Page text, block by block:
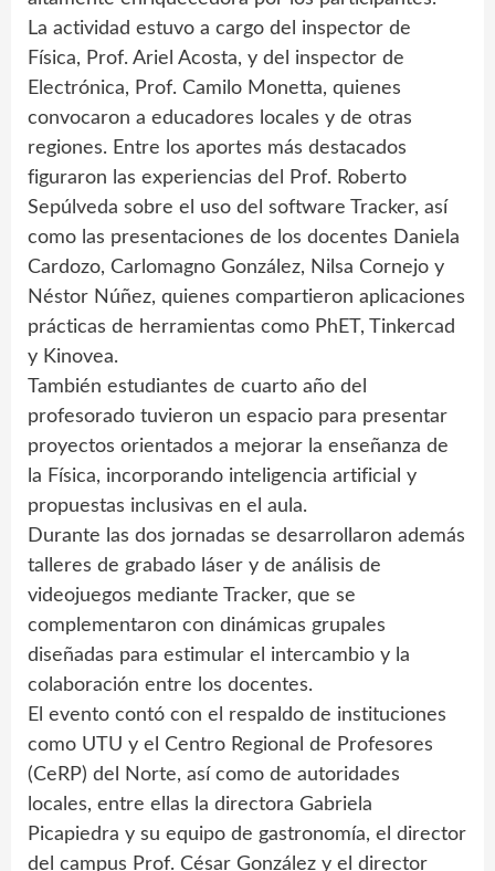
La actividad estuvo a cargo del inspector de
Física, Prof. Ariel Acosta, y del inspector de
Electrónica, Prof. Camilo Monetta, quienes
convocaron a educadores locales y de otras
regiones. Entre los aportes más destacados
figuraron las experiencias del Prof. Roberto
Sepúlveda sobre el uso del software Tracker, así
como las presentaciones de los docentes Daniela
Cardozo, Carlomagno González, Nilsa Cornejo y
Néstor Núñez, quienes compartieron aplicaciones
prácticas de herramientas como PhET, Tinkercad
y Kinovea.
También estudiantes de cuarto año del
profesorado tuvieron un espacio para presentar
proyectos orientados a mejorar la enseñanza de
la Física, incorporando inteligencia artificial y
propuestas inclusivas en el aula.
Durante las dos jornadas se desarrollaron además
talleres de grabado láser y de análisis de
videojuegos mediante Tracker, que se
complementaron con dinámicas grupales
diseñadas para estimular el intercambio y la
colaboración entre los docentes.
El evento contó con el respaldo de instituciones
como UTU y el Centro Regional de Profesores
(CeRP) del Norte, así como de autoridades
locales, entre ellas la directora Gabriela
Picapiedra y su equipo de gastronomía, el director
del campus Prof. César González y el director